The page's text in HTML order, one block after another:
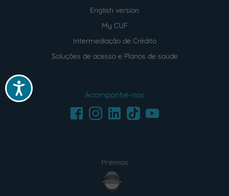
Acessibilidade
English version
My CUF
Intermediação de Crédito
Soluções de acesso e Planos de saúde
Acompanhe-nos
FacebookInstagramLinkedInTikTokYoutube
Prémios
award4